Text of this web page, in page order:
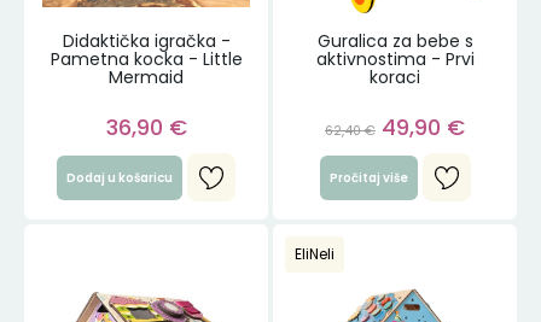
Didaktička igračka -
Pametna kocka - Little
Mermaid
36,90 €
Dodaj u košaricu
Guralica za bebe s
aktivnostima - Prvi
koraci
62,40€ 49,90 €
Pročitaj više
EliNeli